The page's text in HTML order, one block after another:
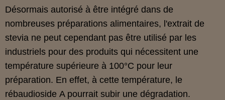
Désormais autorisé à être intégré dans de
nombreuses préparations alimentaires, l'extrait de
stevia ne peut cependant pas être utilisé par les
industriels pour des produits qui nécessitent une
température supérieure à 100°C pour leur
préparation. En effet, à cette température, le
rébaudioside A pourrait subir une dégradation.